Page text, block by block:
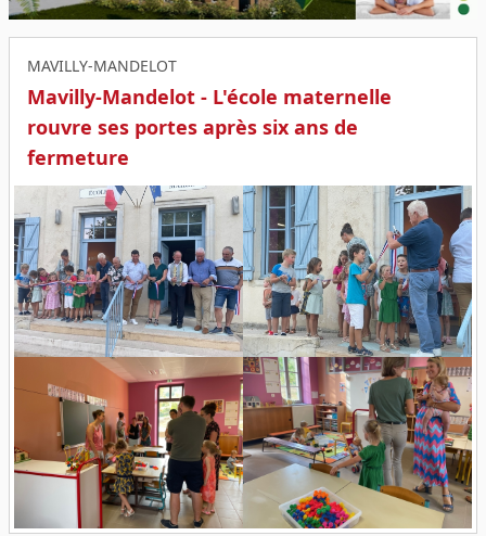
MAVILLY-MANDELOT
Mavilly-Mandelot - L'école maternelle
rouvre ses portes après six ans de
fermeture